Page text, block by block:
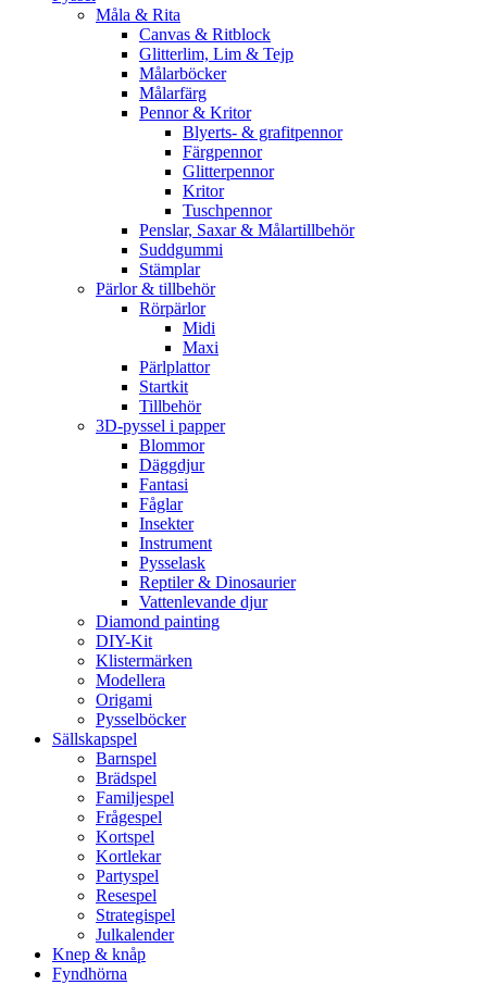
Måla & Rita
Canvas & Ritblock
Glitterlim, Lim & Tejp
Målarböcker
Målarfärg
Pennor & Kritor
Blyerts- & grafitpennor
Färgpennor
Glitterpennor
Kritor
Tuschpennor
Penslar, Saxar & Målartillbehör
Suddgummi
Stämplar
Pärlor & tillbehör
Rörpärlor
Midi
Maxi
Pärlplattor
Startkit
Tillbehör
3D-pyssel i papper
Blommor
Däggdjur
Fantasi
Fåglar
Insekter
Instrument
Pysselask
Reptiler & Dinosaurier
Vattenlevande djur
Diamond painting
DIY-Kit
Klistermärken
Modellera
Origami
Pysselböcker
Sällskapspel
Barnspel
Brädspel
Familjespel
Frågespel
Kortspel
Kortlekar
Partyspel
Resespel
Strategispel
Julkalender
Knep & knåp
Fyndhörna